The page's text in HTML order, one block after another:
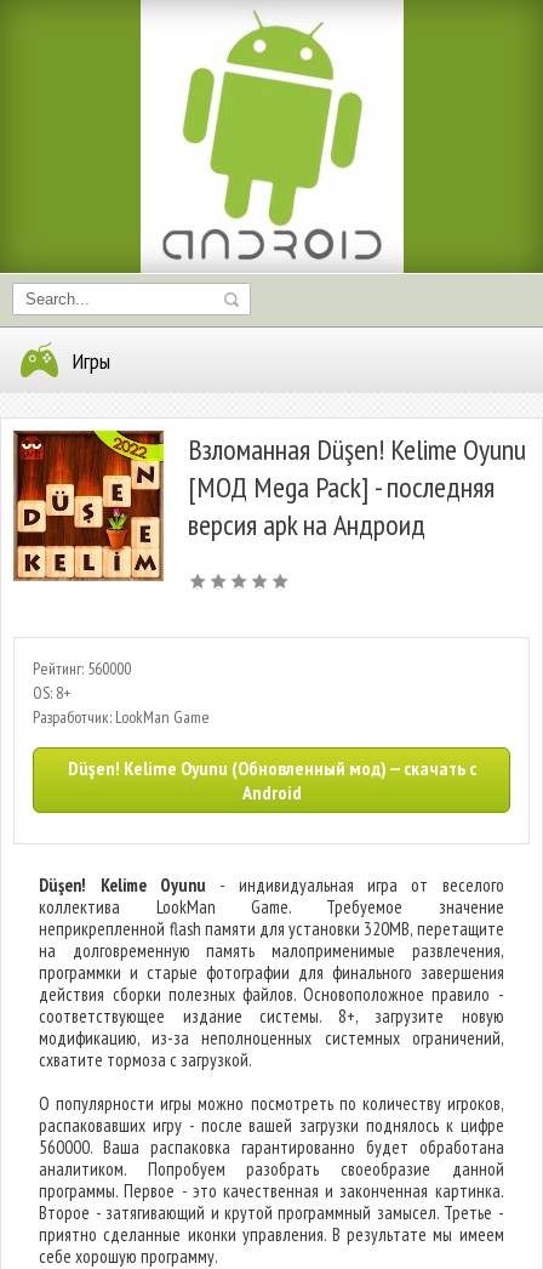
Игры
Взломанная Düşen! Kelime Oyunu
[МОД Mega Pack] - последняя
версия apk на Андроид
Рейтинг: 560000
OS: 8+
Разработчик: LookMan Game
Düşen! Kelime Oyunu (Обновленный мод) — скачать с
Android
Düşen! Kelime Oyunu - индивидуальная игра от веселого
коллектива LookMan Game. Требуемое значение
неприкрепленной flash памяти для установки 320MB, перетащите
на долговременную память малоприменимые развлечения,
программки и старые фотографии для финального завершения
действия сборки полезных файлов. Основоположное правило -
соответствующее издание системы. 8+, загрузите новую
модификацию, из-за неполноценных системных ограничений,
схватите тормоза с загрузкой.
О популярности игры можно посмотреть по количеству игроков,
распаковавших игру - после вашей загрузки поднялось к цифре
560000. Ваша распаковка гарантированно будет обработана
аналитиком. Попробуем разобрать своеобразие данной
программы. Первое - это качественная и законченная картинка.
Второе - затягивающий и крутой программный замысел. Третье -
приятно сделанные иконки управления. В результате мы имеем
себе хорошую программу.